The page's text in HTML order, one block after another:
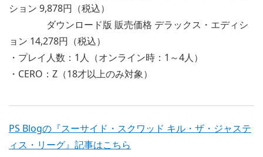
ション 9,878円（税込）
ダウンロード版 販売価格 デラックス・エディシ
ョン 14,278円（税込）
・プレイ人数：1人（オンライン時：1～4人）
・CERO：Z（18才以上のみ対象）
PS Blogの『スーサイド・スクワッド キル・ザ・ジャステ
ィス・リーグ』記事はこちら